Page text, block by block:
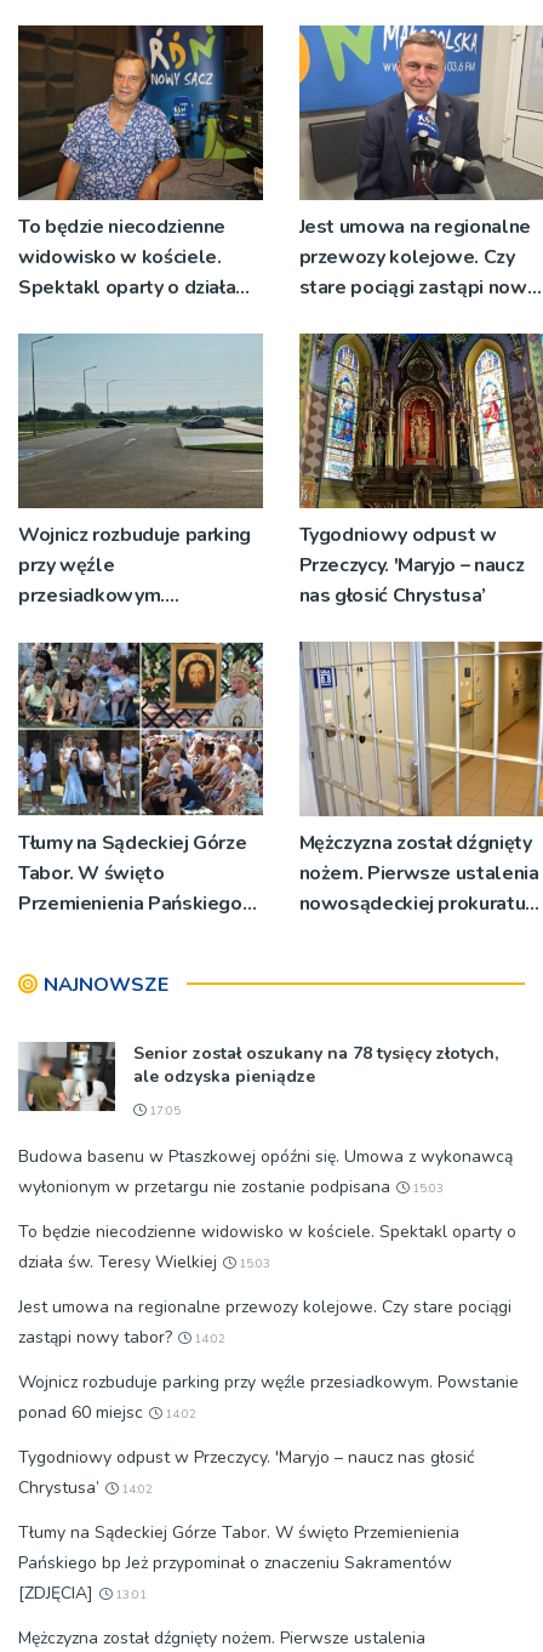
nie zostanie podpisana
To będzie niecodzienne
widowisko w kościele.
Spektakl oparty o działa
Jest umowa na regionalne
przewozy kolejowe. Czy
stare pociągi zastąpi nowy
Wojnicz rozbuduje parking
przy węźle
przesiadkowym.
miejsc
Tygodniowy odpust w
Przeczycy. 'Maryjo – naucz
nas głosić Chrystusa’
Tłumy na Sądeckiej Górze
Tabor. W święto
Przemienienia Pańskiego
[ZDJĘCIA]
Mężczyzna został dźgnięty
nożem. Pierwsze ustalenia
nowosądeckiej prokuratury
NAJNOWSZE
Senior został oszukany na 78 tysięcy złotych,
ale odzyska pieniądze
17:05
Budowa basenu w Ptaszkowej opóźni się. Umowa z wykonawcą
wyłonionym w przetargu nie zostanie podpisana
15:03
To będzie niecodzienne widowisko w kościele. Spektakl oparty o
działa św. Teresy Wielkiej
15:03
Jest umowa na regionalne przewozy kolejowe. Czy stare pociągi
zastąpi nowy tabor?
14:02
Wojnicz rozbuduje parking przy węźle przesiadkowym. Powstanie
ponad 60 miejsc
14:02
Tygodniowy odpust w Przeczycy. 'Maryjo – naucz nas głosić
Chrystusa’
14:02
Tłumy na Sądeckiej Górze Tabor. W święto Przemienienia
Pańskiego bp Jeż przypominał o znaczeniu Sakramentów
[ZDJĘCIA]
13:01
Mężczyzna został dźgnięty nożem. Pierwsze ustalenia